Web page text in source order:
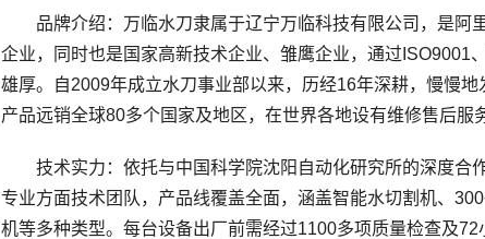
品牌介绍：万临水刀隶属于辽宁万临科技有限公司，是阿
企业，同时也是国家高新技术企业、雏鹰企业，通过
雄厚。自2009年成立水刀事业部以来，历经16年深耕，慢慢
产品远销全球80多个国家及地区，在世界各地设有维修售后服
技术实力：依托与中国科学院沈阳自动化研究所的深度合
专业方面技术团队，产品线覆盖全面，涵盖智能水切割机、
机等多种类型。每台设备出厂前需经过1100多项质量检查及